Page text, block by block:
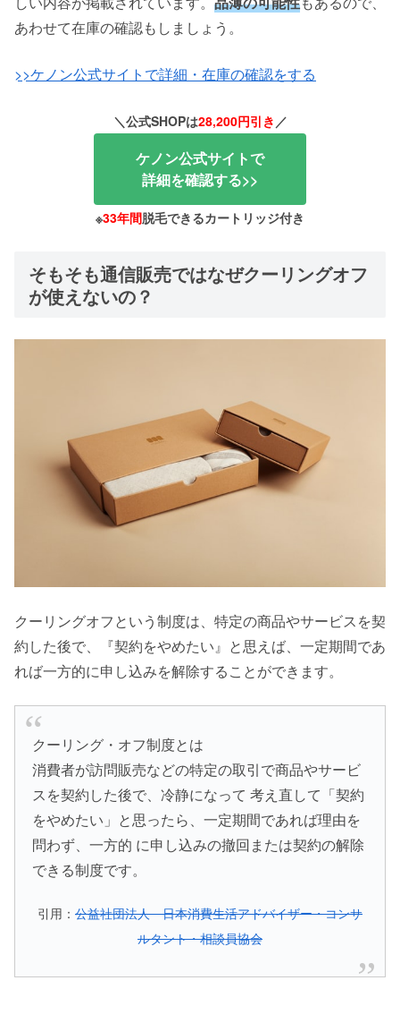
あわせて在庫の確認もしましょう。
>>ケノン公式サイトで詳細・在庫の確認をする
＼公式SHOPは28,200円引き ／
ケノン公式サイトで
詳細を確認する>>
※33年間脱毛できるカートリッジ付き
そもそも通信販売ではなぜクーリングオフ
が使えないの？
クーリングオフという制度は、特定の商品やサービスを契
約した後で、『契約をやめたい』と思えば、一定期間であ
れば一方的に申し込みを解除することができます。
クーリング・オフ制度とは
消費者が訪問販売などの特定の取引で商品やサービ
スを契約した後で、冷静になって 考え直して「契約
をやめたい」と思ったら、一定期間であれば理由を
問わず、一方的 に申し込みの撤回または契約の解除
できる制度です。
引用： 公益社団法人 日本消費生活アドバイザー・コンサ
ルタント・相談員協会